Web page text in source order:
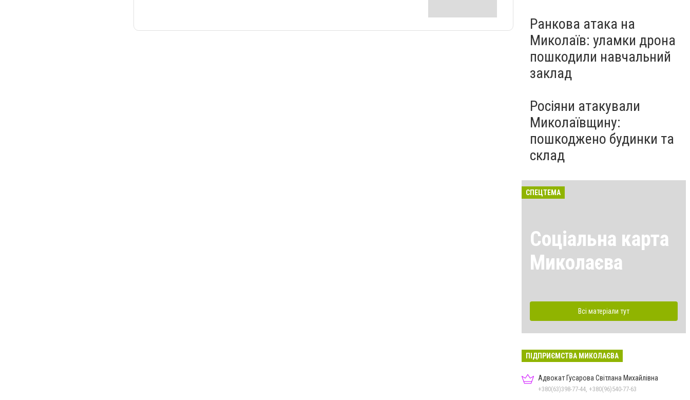
Ранкова атака на
Миколаїв: уламки дрона
пошкодили навчальний
заклад
Росіяни атакували
Миколаївщину:
пошкоджено будинки та
склад
СПЕЦТЕМА
Соціальна карта
Миколаєва
Всі матеріали тут
ПІДПРИЄМСТВА МИКОЛАЄВА
Адвокат Гусарова Світлана Михайлівна
+380(63)398-77-44, +380(96)540-77-63